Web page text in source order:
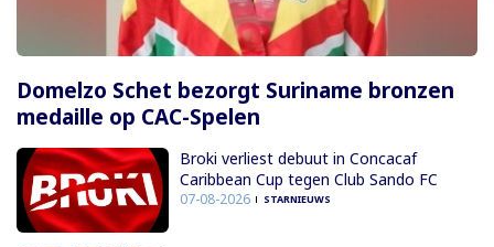
Domelzo Schet bezorgt Suriname bronzen
medaille op CAC-Spelen
Broki verliest debuut in Concacaf
Caribbean Cup tegen Club Sando FC
07-08-2026 STARNIEUWS